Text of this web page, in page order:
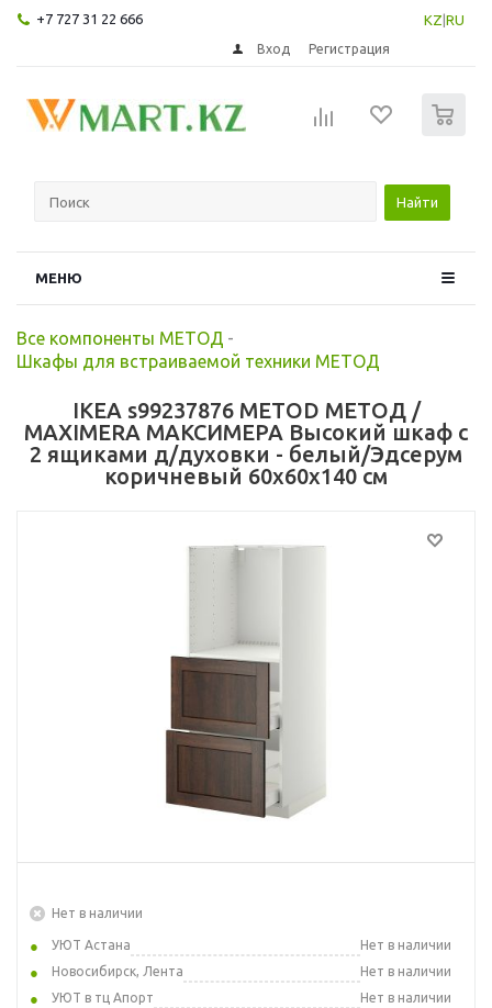
+7 727 31 22 666 KZ RU
Вход Регистрация
Найти
МЕНЮ
Все компоненты МЕТОД -
Шкафы для встраиваемой техники МЕТОД
IKEA s99237876 METOD МЕТОД /
MAXIMERA МАКСИМЕРА Высокий шкаф с
2 ящиками д/духовки - белый/Эдсерум
коричневый 60x60x140 см
Нет в наличии
УЮТ Астана
Нет в наличии
Новосибирск, Лента
Нет в наличии
УЮТ в тц Апорт
Нет в наличии